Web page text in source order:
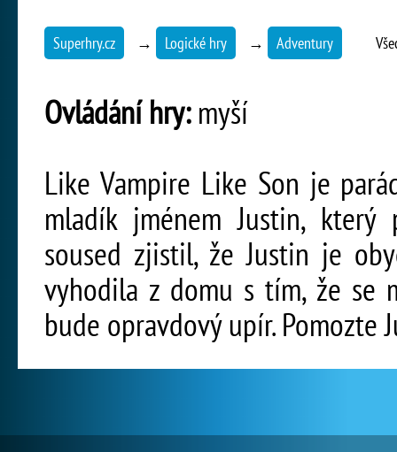
Superhry.cz → Logické hry → Adventury
Ovládání hry:myší
Like Vampire Like Son je
mladík jménem Justin,
soused zjistil, že Justin je
vyhodila z domu s tím, že se
bude opravdový upír.